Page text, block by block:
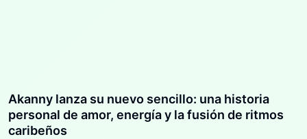
Akanny lanza su nuevo sencillo: una historia
personal de amor, energía y la fusión de ritmos
caribeños